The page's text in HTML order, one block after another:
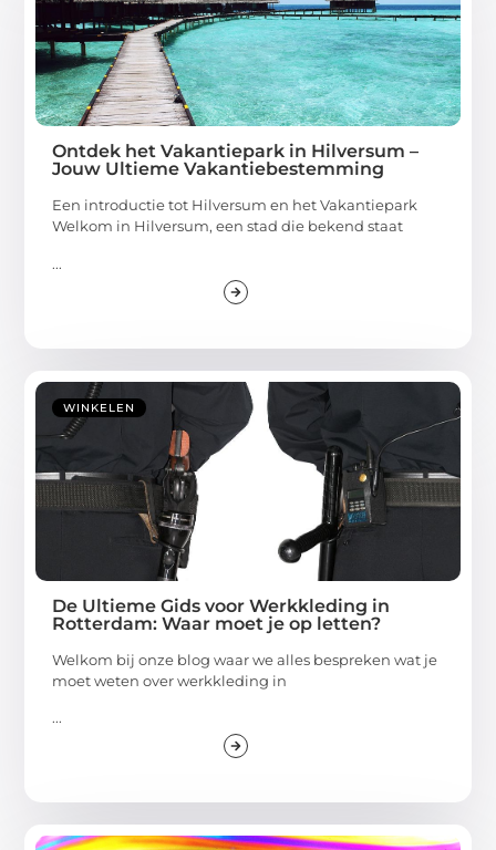
Ontdek het Vakantiepark in Hilversum –
Jouw Ultieme Vakantiebestemming
Een introductie tot Hilversum en het Vakantiepark
Welkom in Hilversum, een stad die bekend staat
...
WINKELEN
De Ultieme Gids voor Werkkleding in
Rotterdam: Waar moet je op letten?
Welkom bij onze blog waar we alles bespreken wat je
moet weten over werkkleding in
...